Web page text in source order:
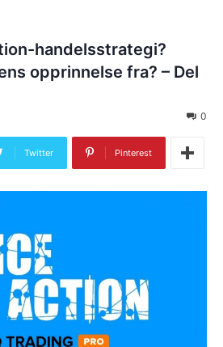
handelsstrategi?
opprinnelse fra? – Del
0
Twitter Pinterest